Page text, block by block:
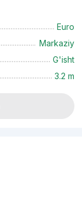
Euro
Markaziy
G'isht
3.2 m